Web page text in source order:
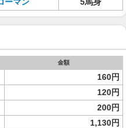
金額
160円
120円
200円
1,130円